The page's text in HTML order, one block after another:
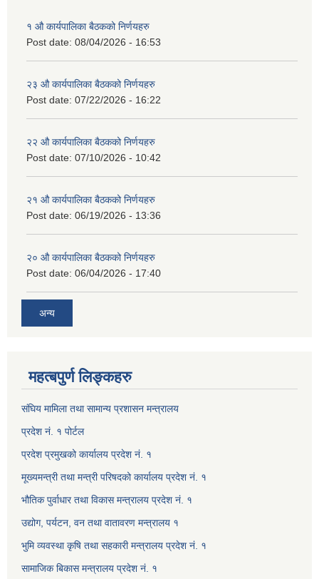
१ औ कार्यपालिका बैठकको निर्णयहरु
Post date: 08/04/2026 - 16:53
२३ औ कार्यपालिका बैठकको निर्णयहरु
Post date: 07/22/2026 - 16:22
२२ औ कार्यपालिका बैठकको निर्णयहरु
Post date: 07/10/2026 - 10:42
२१ औ कार्यपालिका बैठकको निर्णयहरु
Post date: 06/19/2026 - 13:36
२० औ कार्यपालिका बैठकको निर्णयहरु
Post date: 06/04/2026 - 17:40
अन्य
महत्बपुर्ण लिङ्कहरु
संघिय मामिला तथा सामान्य प्रशासन मन्त्रालय
प्रदेश नं. १ पोर्टल
प्रदेश प्रमुखको कार्यालय प्रदेश नं. १
मूख्यमन्त्री तथा मन्त्री परिषदको कार्यालय प्रदेश नं. १
भौतिक पुर्वाधार तथा विकास मन्त्रालय प्रदेश नं. १
उद्योग, पर्यटन, वन तथा वातावरण मन्त्रालय १
भुमि व्यवस्था कृषि तथा सहकारी मन्त्रालय प्रदेश नं. १
सामाजिक बिकास मन्त्रालय प्रदेश नं. १